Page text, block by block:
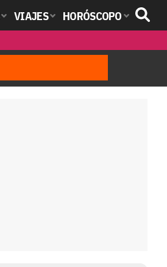
VIAJES HORÓSCOPO